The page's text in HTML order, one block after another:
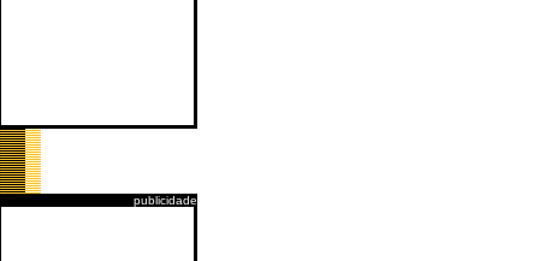
publicidade